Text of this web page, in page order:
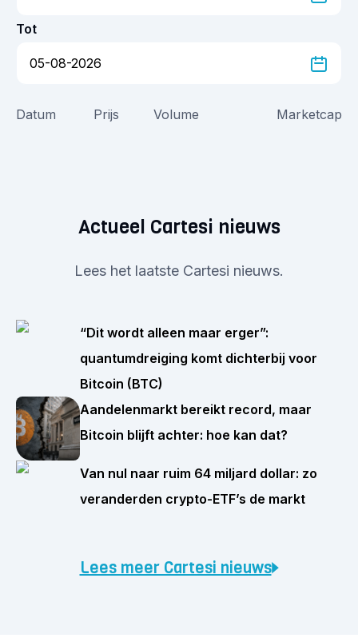
Tot
Datum Prijs Volume Marketcap
Actueel Cartesi nieuws
Lees het laatste Cartesi nieuws.
“Dit wordt alleen maar erger”:
quantumdreiging komt dichterbij voor
Bitcoin (BTC)
Aandelenmarkt bereikt record, maar
Bitcoin blijft achter: hoe kan dat?
Van nul naar ruim 64 miljard dollar: zo
veranderden crypto-ETF’s de markt
Lees meer Cartesi nieuws